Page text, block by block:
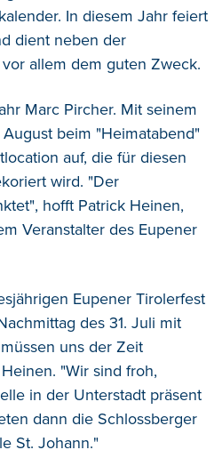
In diesem Jahr feiert
dient neben der
allem dem guten Zweck.
Marc Pircher. Mit seinem
beim "Heimatabend"
auf, die für diesen
wird. "Der
hofft Patrick Heinen,
Veranstalter des Eupener
Eupener Tirolerfest
des 31. Juli mit
uns der Zeit
"Wir sind froh,
in der Unterstadt präsent
dann die Schlossberger
St. Johann."